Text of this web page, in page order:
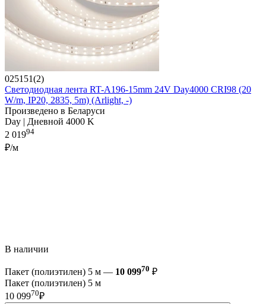
025151(2)
Светодиодная лента RT-A196-15mm 24V Day4000 CRI98 (20
W/m, IP20, 2835, 5m) (Arlight, -)
Произведено в Беларуси
Day | Дневной 4000 K
2 01994
₽/м
В наличии
Пакет (полиэтилен) 5 м — 10 09970 ₽
Пакет (полиэтилен) 5 м
10 09970₽